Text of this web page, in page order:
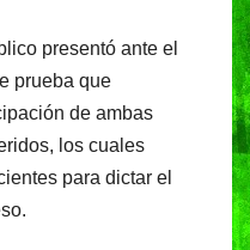
presentó ante el
prueba que
de ambas
los cuales
para dictar el